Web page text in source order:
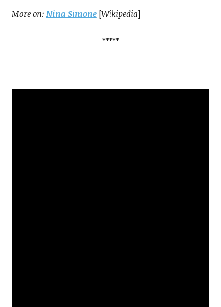
More on: Nina Simone[Wikipedia]
*****